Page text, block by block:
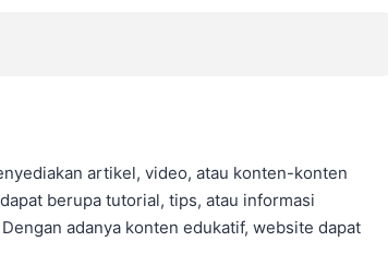
artikel, video, atau konten-konten
berupa tutorial, tips, atau informasi
adanya konten edukatif, website dapat